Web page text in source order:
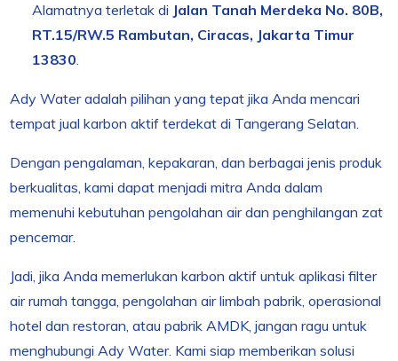
Alamatnya terletak di Jalan Tanah Merdeka No. 80B,
RT.15/RW.5 Rambutan, Ciracas, Jakarta Timur
13830.
Ady Water adalah pilihan yang tepat jika Anda mencari
tempat jual karbon aktif terdekat di Tangerang Selatan.
Dengan pengalaman, kepakaran, dan berbagai jenis produk
berkualitas, kami dapat menjadi mitra Anda dalam
memenuhi kebutuhan pengolahan air dan penghilangan zat
pencemar.
Jadi, jika Anda memerlukan karbon aktif untuk aplikasi filter
air rumah tangga, pengolahan air limbah pabrik, operasional
hotel dan restoran, atau pabrik AMDK, jangan ragu untuk
menghubungi Ady Water. Kami siap memberikan solusi